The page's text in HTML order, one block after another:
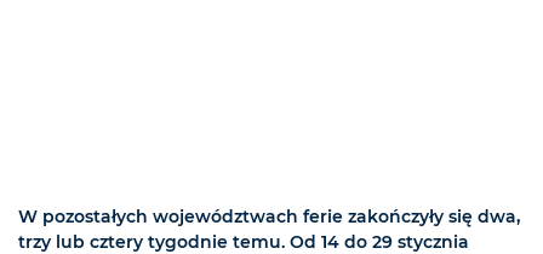
W pozostałych województwach ferie zakończyły się dwa,
trzy lub cztery tygodnie temu. Od 14 do 29 stycznia